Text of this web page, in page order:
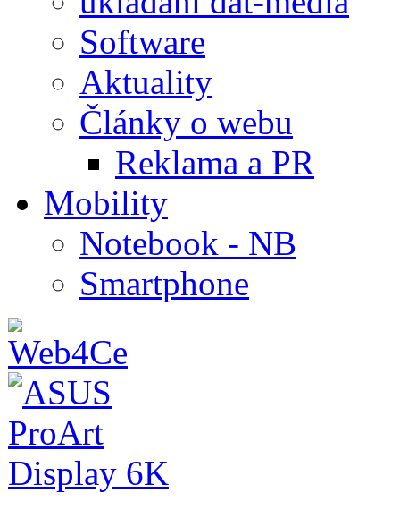
Software
Aktuality
Články o webu
Reklama a PR
Mobility
Notebook - NB
Smartphone